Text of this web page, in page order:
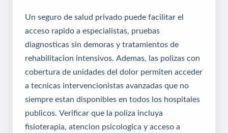
Un seguro de salud privado puede facilitar el
acceso rapido a especialistas, pruebas
diagnosticas sin demoras y tratamientos de
rehabilitacion intensivos. Ademas, las polizas con
cobertura de unidades del dolor permiten acceder
a tecnicas intervencionistas avanzadas que no
siempre estan disponibles en todos los hospitales
publicos. Verificar que la poliza incluya
fisioterapia, atencion psicologica y acceso a